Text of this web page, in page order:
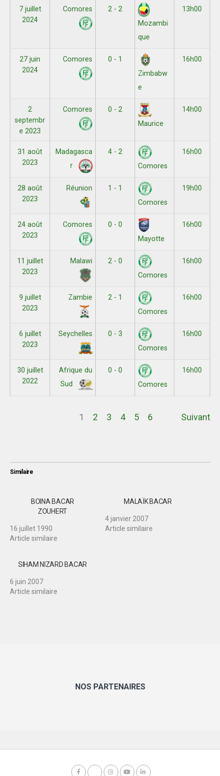
7 juillet
2024
Comores
2 - 2
Mozambi
que
13h00
27 juin
2024
Comores
0 - 1
Zimbabw
e
16h00
2
septembr
e 2023
Comores
0 - 2
Maurice
14h00
31 août
2023
Madagasca
r
4 - 2
Comores
16h00
28 août
2023
Réunion
1 - 1
Comores
19h00
24 août
2023
Comores
0 - 0
Mayotte
16h00
11 juillet
2023
Malawi
2 - 0
Comores
16h00
9 juillet
2023
Zambie
2 - 1
Comores
16h00
6 juillet
2023
Seychelles
0 - 3
Comores
16h00
30 juillet
2022
Afrique du
Sud
0 - 0
Comores
16h00
1 2 3 4 5 6 Suivant
Similaire
BOINA BACAR
ZOUHERT
16 juillet 1990
Article similaire
MALAÏK BACAR
4 janvier 2007
Article similaire
SIHAM NIZARD BACAR
6 juin 2007
Article similaire
NOS PARTENAIRES